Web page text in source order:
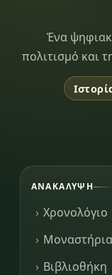
Ένα
πολιτισμό και
ΑΝΑΚΆΛΥΨΗ
Χρονολόγιο
Βιβλιοθήκη